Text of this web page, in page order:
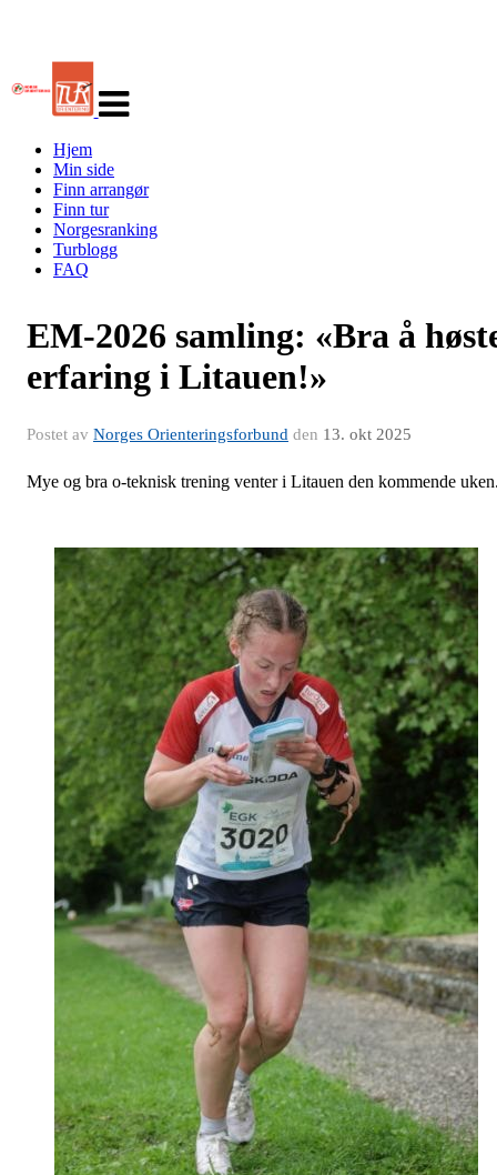
navigasjon
Hjem
Min side
Finn arrangør
Finn tur
Norgesranking
Turblogg
FAQ
EM-2026 samling: «Bra å
erfaring i Litauen!»
Postet av Norges Orienteringsforbund den 13. okt 2025
Mye og bra o-teknisk trening venter i Litauen den kommende